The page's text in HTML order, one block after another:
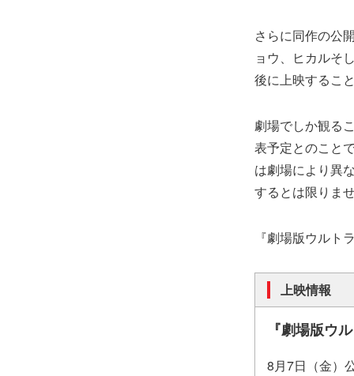
さらに同作の公
ョウ、ヒカルそ
後に上映するこ
劇場でしか観る
表予定とのこと
は劇場により異
するとは限りま
『劇場版ウルト
上映情報
『劇場版ウ
8月7日（金）